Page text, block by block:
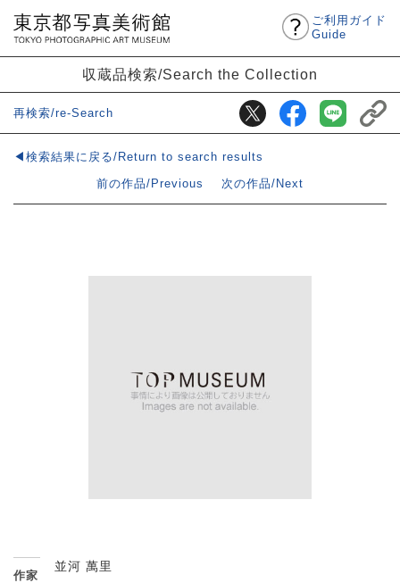
ご利用ガイド
Guide
収蔵品検索/Search the Collection
再検索/re-Search
◀検索結果に戻る/Return to search results
前の作品/Previous
次の作品/Next
作家
並河 萬里